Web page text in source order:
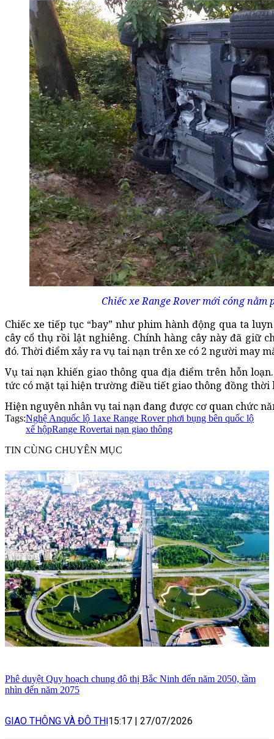
Chiếc xe Range Rover mới cóng nằm
Chiếc xe tiếp tục “bay” như phim hành động qua ta
cây cổ thụ rồi lật nghiêng. Chính hàng cây này đã giữ
đó. Thời điểm xảy ra vụ tai nạn trên xe có 2 người may
Vụ tai nạn khiến giao thông qua địa điểm trên hỗn
tức có mặt tại hiện trường điều tiết giao thông đồng thời
Hiện nguyên nhân vụ tai nạn đang được cơ quan chức
Tags:Nghệ Anquốc lộ 1axe Range Rover phơi bụng bên quốc lộ
xế hộpRange Rovertai nạn giao thông
TIN CÙNG CHUYÊN MỤC
Phê duyệt Quy hoạch chung đô thị Bắc Ninh đến năm 2050, tầm
nhìn đến năm 2075
GIAO THÔNG VÀ ĐÔ THỊ15:17 | 27/07/2026